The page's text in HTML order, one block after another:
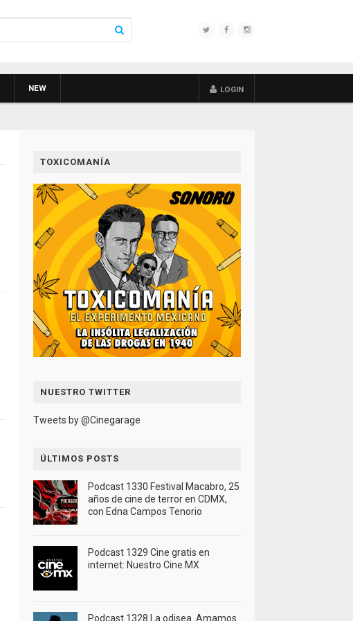
NEW LOGIN
TOXICOMANÍA
NUESTRO TWITTER
Tweets by @Cinegarage
ÚLTIMOS POSTS
Podcast 1330 Festival Macabro, 25
años de cine de terror en CDMX,
con Edna Campos Tenorio
Podcast 1329 Cine gratis en
internet: Nuestro Cine MX
Podcast 1328 La odisea. Amamos